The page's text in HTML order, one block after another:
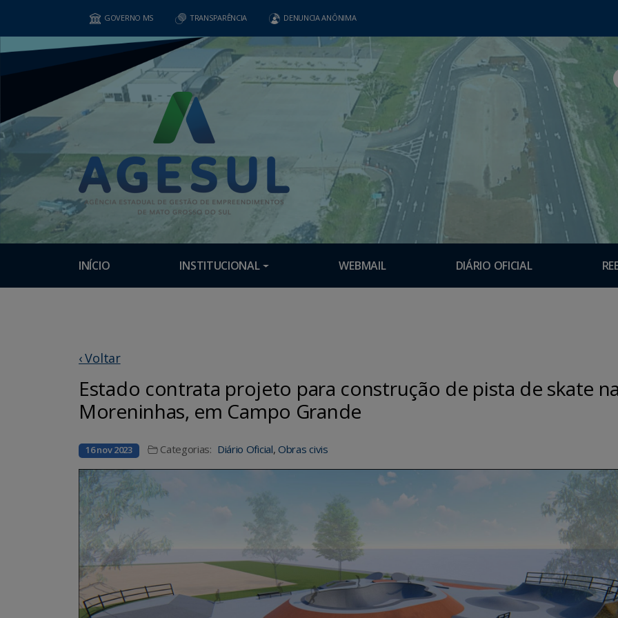
GOVERNO MS TRANSPARÊNCIA DENUNCIA ANÔNIMA
INÍCIO INSTITUCIONAL WEBMAIL DIÁRIO OFICIAL
‹ Voltar
Estado contrata projeto para construção de pista de skate
Moreninhas, em Campo Grande
16 nov 2023 Categorias: Diário Oficial, Obras civis